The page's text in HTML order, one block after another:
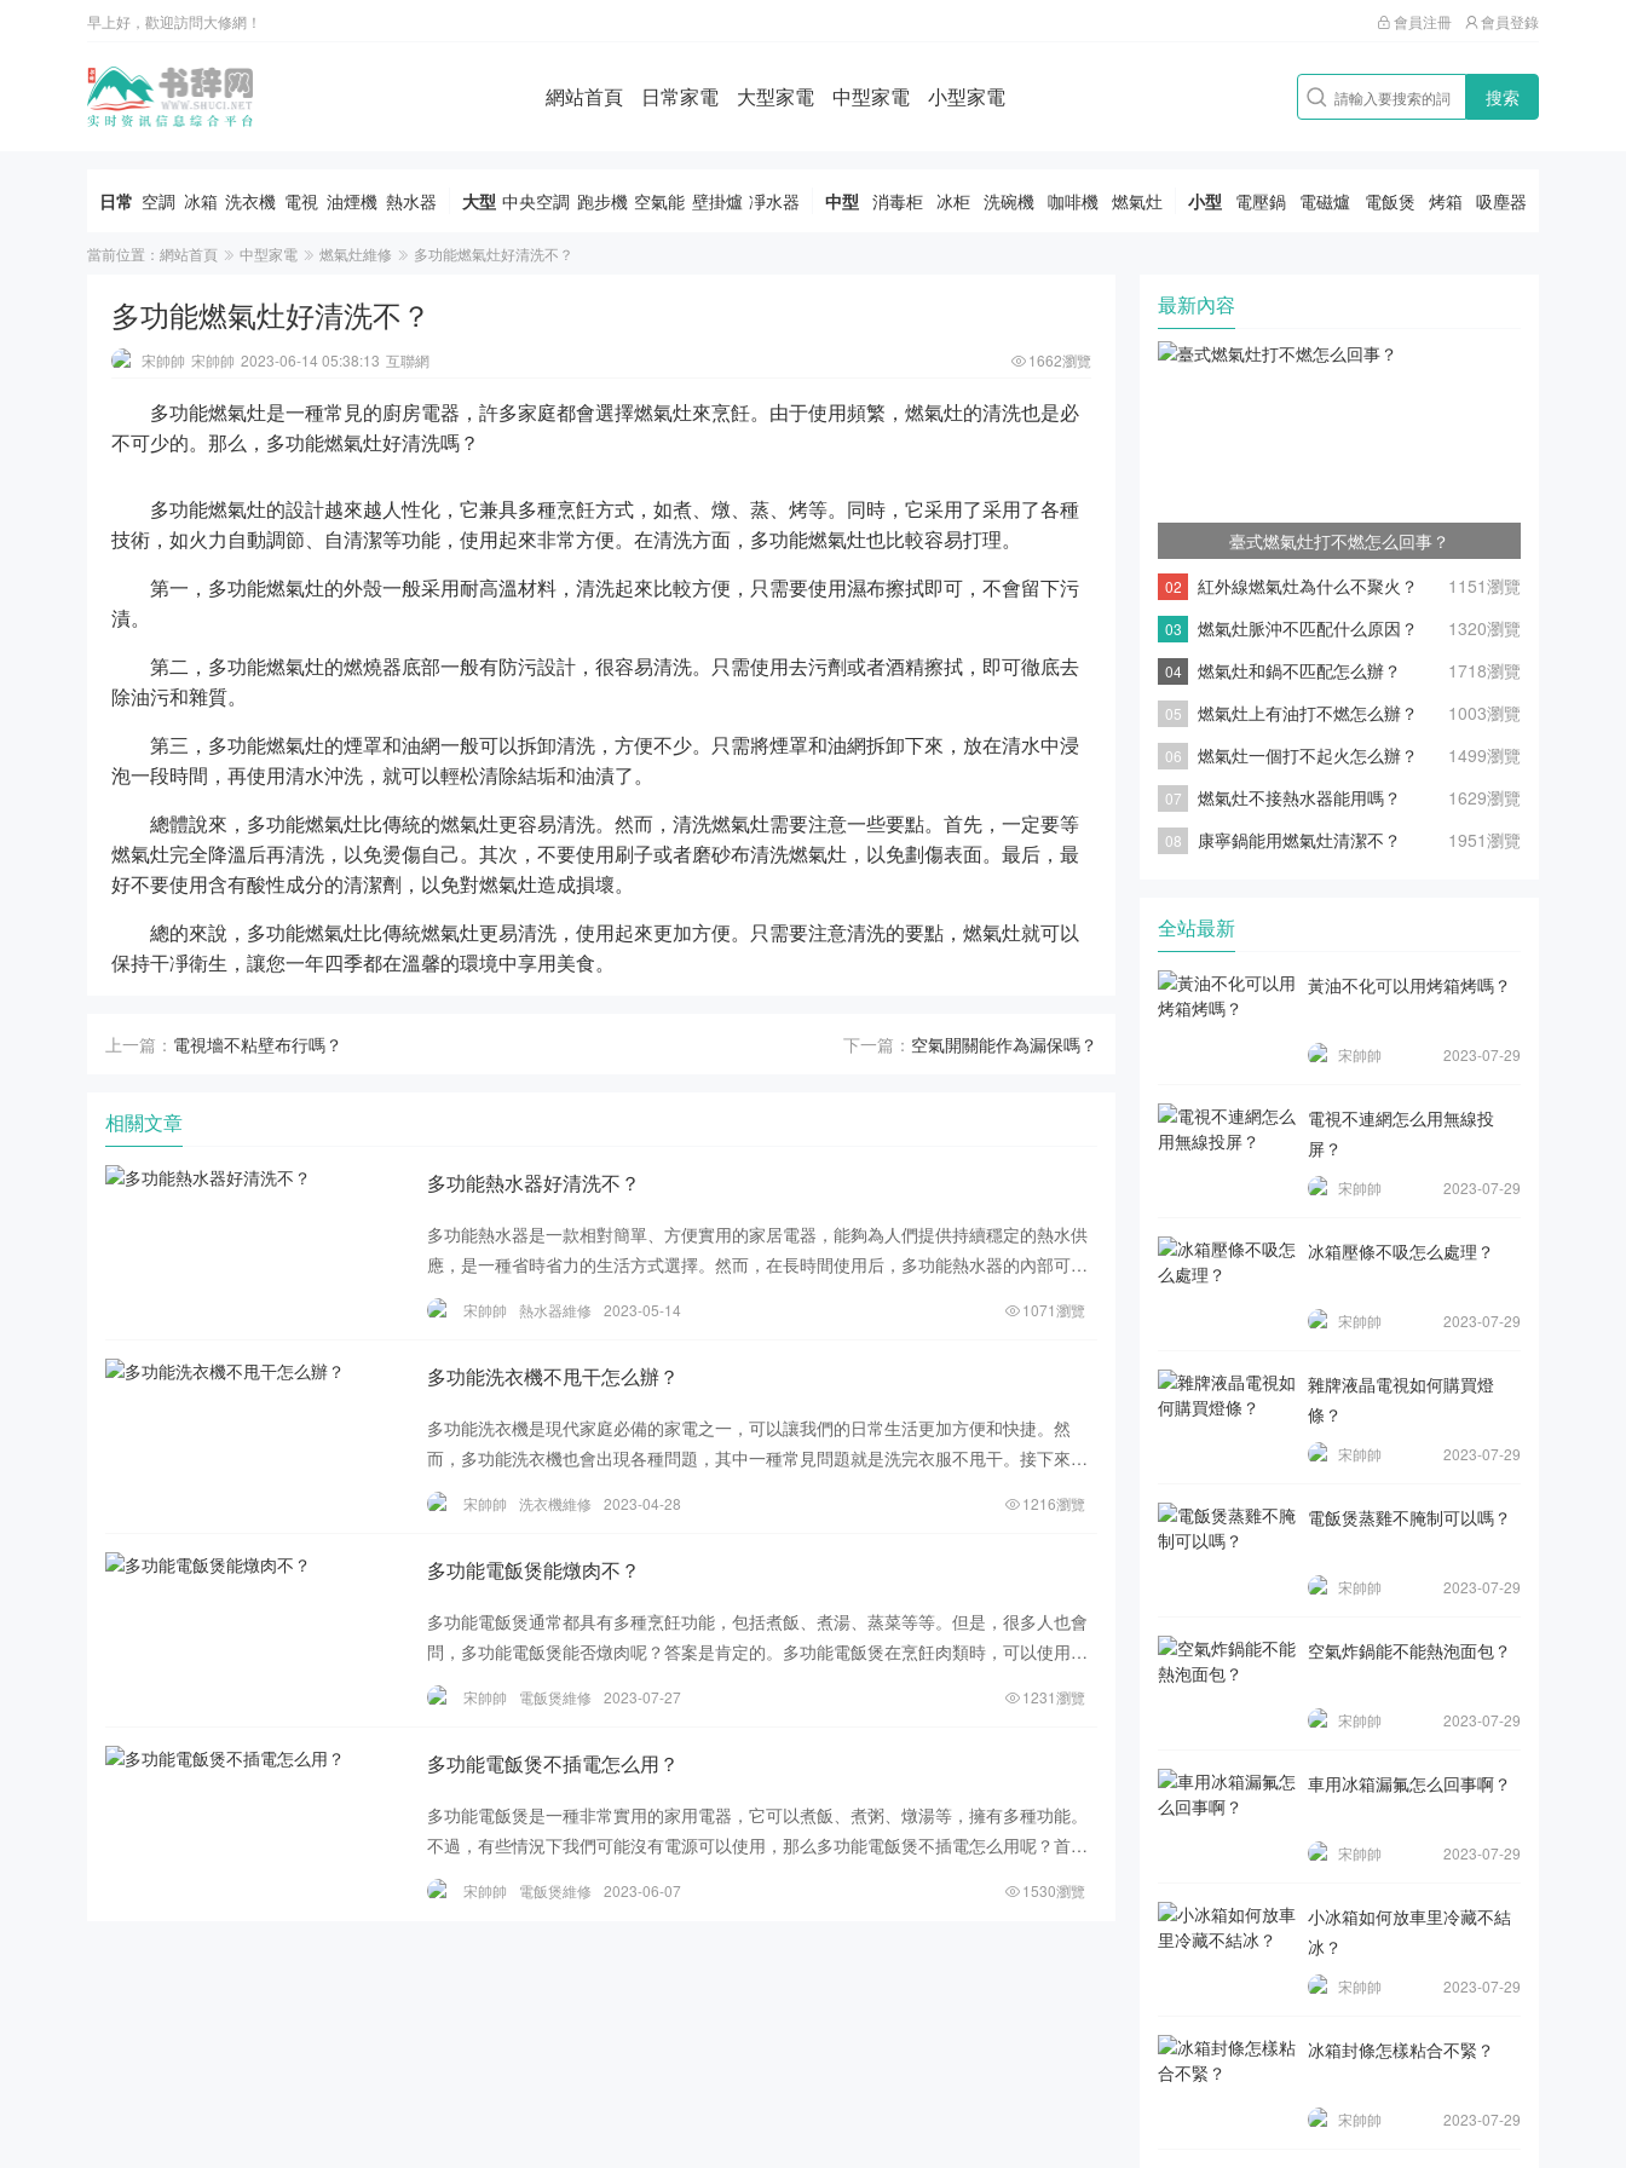
早上好，歡迎訪問大修網！ 會員注冊 會員登錄
網站首頁 日常家電 大型家電 中型家電 小型家電 搜索
日常 空調 冰箱 洗衣機 電視 油煙機 熱水器 大型 中央空調 跑步機 空氣能 壁掛爐 凈水器 中型 消毒柜 冰柜 洗碗機 咖啡機 燃氣灶 小型 電壓鍋 電磁爐 電飯煲 烤箱 吸塵器
當前位置： 網站首頁 中型家電 燃氣灶維修 多功能燃氣灶好清洗不？
多功能燃氣灶好清洗不？
宋帥帥 宋帥帥 2023-06-14 05:38:13 互聯網 1662瀏覽
多功能燃氣灶是一種常見的廚房電器，許多家庭都會選擇燃氣灶來烹飪。由于使用頻繁，燃氣灶的清洗也是必
不可少的。那么，多功能燃氣灶好清洗嗎？
多功能燃氣灶的設計越來越人性化，它兼具多種烹飪方式，如煮、燉、蒸、烤等。同時，它采用了采用了各種
技術，如火力自動調節、自清潔等功能，使用起來非常方便。在清洗方面，多功能燃氣灶也比較容易打理。
第一，多功能燃氣灶的外殼一般采用耐高溫材料，清洗起來比較方便，只需要使用濕布擦拭即可，不會留下污
漬。
第二，多功能燃氣灶的燃燒器底部一般有防污設計，很容易清洗。只需使用去污劑或者酒精擦拭，即可徹底去
除油污和雜質。
第三，多功能燃氣灶的煙罩和油網一般可以拆卸清洗，方便不少。只需將煙罩和油網拆卸下來，放在清水中浸
泡一段時間，再使用清水沖洗，就可以輕松清除結垢和油漬了。
總體說來，多功能燃氣灶比傳統的燃氣灶更容易清洗。然而，清洗燃氣灶需要注意一些要點。首先，一定要等
燃氣灶完全降溫后再清洗，以免燙傷自己。其次，不要使用刷子或者磨砂布清洗燃氣灶，以免劃傷表面。最后，最
好不要使用含有酸性成分的清潔劑，以免對燃氣灶造成損壞。
總的來說，多功能燃氣灶比傳統燃氣灶更易清洗，使用起來更加方便。只需要注意清洗的要點，燃氣灶就可以
保持干凈衛生，讓您一年四季都在溫馨的環境中享用美食。
上一篇： 電視墻不粘壁布行嗎？ 下一篇： 空氣開關能作為漏保嗎？
相關文章
多功能熱水器好清洗不？
多功能熱水器是一款相對簡單、方便實用的家居電器，能夠為人們提供持續穩定的熱水供
應，是一種省時省力的生活方式選擇。然而，在長時間使用后，多功能熱水器的內部可能
會積累一些雜質和垃圾，這些雜質和垃圾不僅會降
宋帥帥 熱水器維修 2023-05-14 1071瀏覽
多功能洗衣機不甩干怎么辦？
多功能洗衣機是現代家庭必備的家電之一，可以讓我們的日常生活更加方便和快捷。然
而，多功能洗衣機也會出現各種問題，其中一種常見問題就是洗完衣服不甩干。接下來，
我將分享一些解決多功能洗衣機不甩干的方法。首先
宋帥帥 洗衣機維修 2023-04-28 1216瀏覽
多功能電飯煲能燉肉不？
多功能電飯煲通常都具有多種烹飪功能，包括煮飯、煮湯、蒸菜等等。但是，很多人也會
問，多功能電飯煲能否燉肉呢？答案是肯定的。多功能電飯煲在烹飪肉類時，可以使用煮
湯或者燉煮功能。這種方式能夠讓肉質更加鮮嫩可
宋帥帥 電飯煲維修 2023-07-27 1231瀏覽
多功能電飯煲不插電怎么用？
多功能電飯煲是一種非常實用的家用電器，它可以煮飯、煮粥、燉湯等，擁有多種功能。
不過，有些情況下我們可能沒有電源可以使用，那么多功能電飯煲不插電怎么用呢？首
先，要了解多功能電飯煲的工作原理。多功能電飯煲
宋帥帥 電飯煲維修 2023-06-07 1530瀏覽
最新內容
臺式燃氣灶打不燃怎么回事？
1151瀏覽
紅外線燃氣灶為什么不聚火？
1320瀏覽
燃氣灶脈沖不匹配什么原因？
1718瀏覽
燃氣灶和鍋不匹配怎么辦？
1003瀏覽
燃氣灶上有油打不燃怎么辦？
1499瀏覽
燃氣灶一個打不起火怎么辦？
1629瀏覽
燃氣灶不接熱水器能用嗎？
1951瀏覽
康寧鍋能用燃氣灶清潔不？
全站最新
黃油不化可以用烤箱烤嗎？
宋帥帥 2023-07-29
電視不連網怎么用無線投
屏？
宋帥帥 2023-07-29
冰箱壓條不吸怎么處理？
宋帥帥 2023-07-29
雜牌液晶電視如何購買燈
條？
宋帥帥 2023-07-29
電飯煲蒸雞不腌制可以嗎？
宋帥帥 2023-07-29
空氣炸鍋能不能熱泡面包？
宋帥帥 2023-07-29
車用冰箱漏氟怎么回事啊？
宋帥帥 2023-07-29
小冰箱如何放車里冷藏不結
冰？
宋帥帥 2023-07-29
冰箱封條怎樣粘合不緊？
宋帥帥 2023-07-29